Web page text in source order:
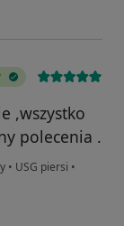
,wszystko
polecenia .
• USG piersi •